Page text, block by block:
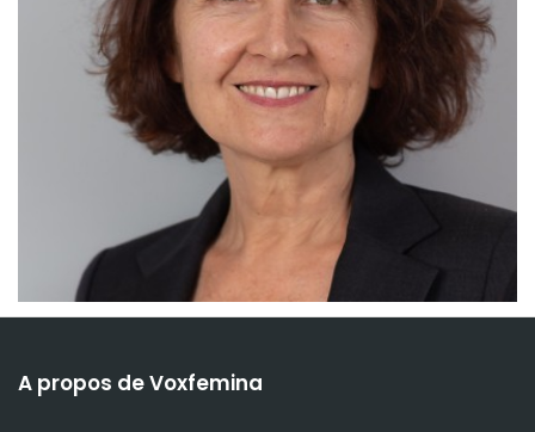
A propos de Voxfemina